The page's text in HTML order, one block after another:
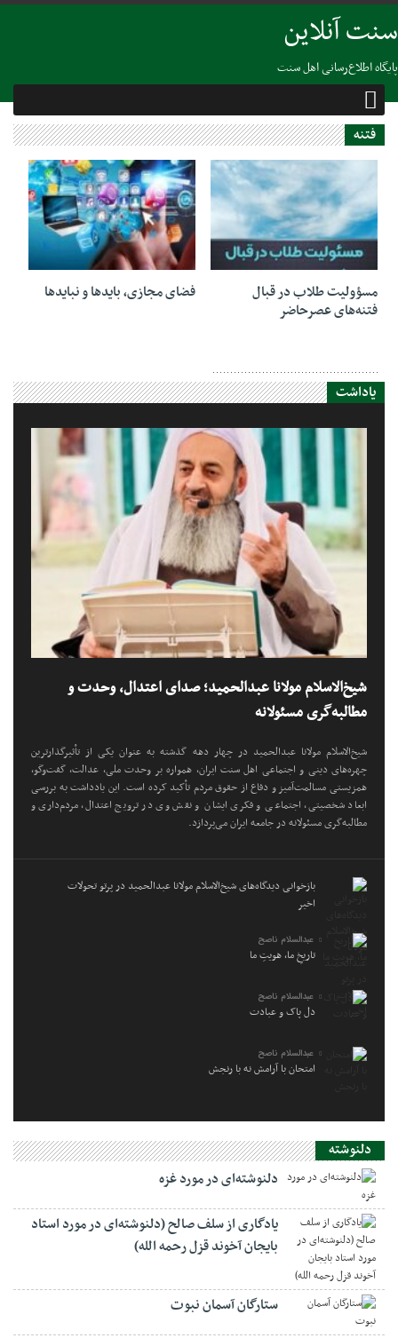
سنت آنلاین
پایگاه اطلاع‌رسانی اهل سنت
فتنه
08 فوریه 2025
مسؤولیت طلاب در قبال
فتنه‌های عصرحاضر
17 سپتامبر 2023
فضای مجازی، بایدها و نبایدها
یاداشت
شیخ‌الاسلام مولانا عبدالحمید؛ صدای اعتدال، وحدت و
مطالبه‌گری مسئولانه
شیخ‌الاسلام مولانا عبدالحمید در چهار دهه گذشته به عنوان یکی از تأثیرگذارترین
چهره‌های دینی و اجتماعی اهل سنت ایران، همواره بر وحدت ملی، عدالت، گفت‌وگو،
همزیستی مسالمت‌آمیز و دفاع از حقوق مردم تأکید کرده است. این یادداشت به بررسی
ابعاد شخصیتی، اجتماعی و فکری ایشان و نقش وی در ترویج اعتدال، مردم‌داری و
مطالبه‌گری مسئولانه در جامعه ایران می‌پردازد.
بازخوانی دیدگاه‌های شیخ‌الاسلام مولانا عبدالحمید در پرتو تحولات
اخیر
عبدالسلام ناصح
تاریخِ ما، هویتِ ما
عبدالسلام ناصح
دل پاک و عبادت
عبدالسلام ناصح
امتحان با آرامش نه با رنجش
دلنوشته
دلنوشته‌ای در مورد غزه
یادگاری از سلف صالح (دلنوشته‌ای در مورد استاد
بایجان آخوند قزل رحمه الله)
ستارگان آسمان نبوت